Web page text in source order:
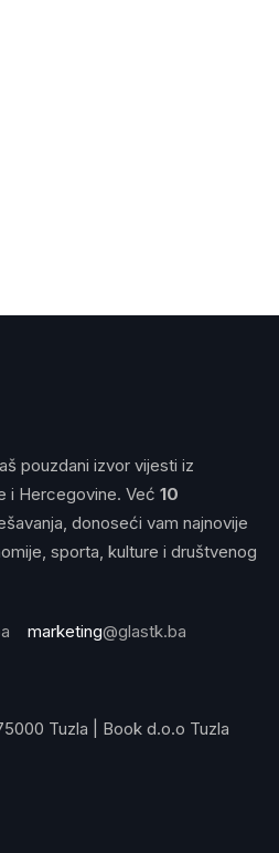
pouzdani izvor vijesti iz
i Hercegovine. Već 10
donoseći vam najnovije
sporta, kulture i društvenog
marketing@glastk.ba
Tuzla | Book d.o.o Tuzla